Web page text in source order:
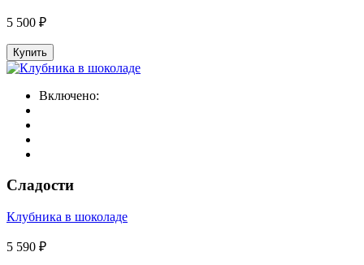
5 500 ₽
Купить
Включено:
Сладости
Клубника в шоколаде
5 590 ₽